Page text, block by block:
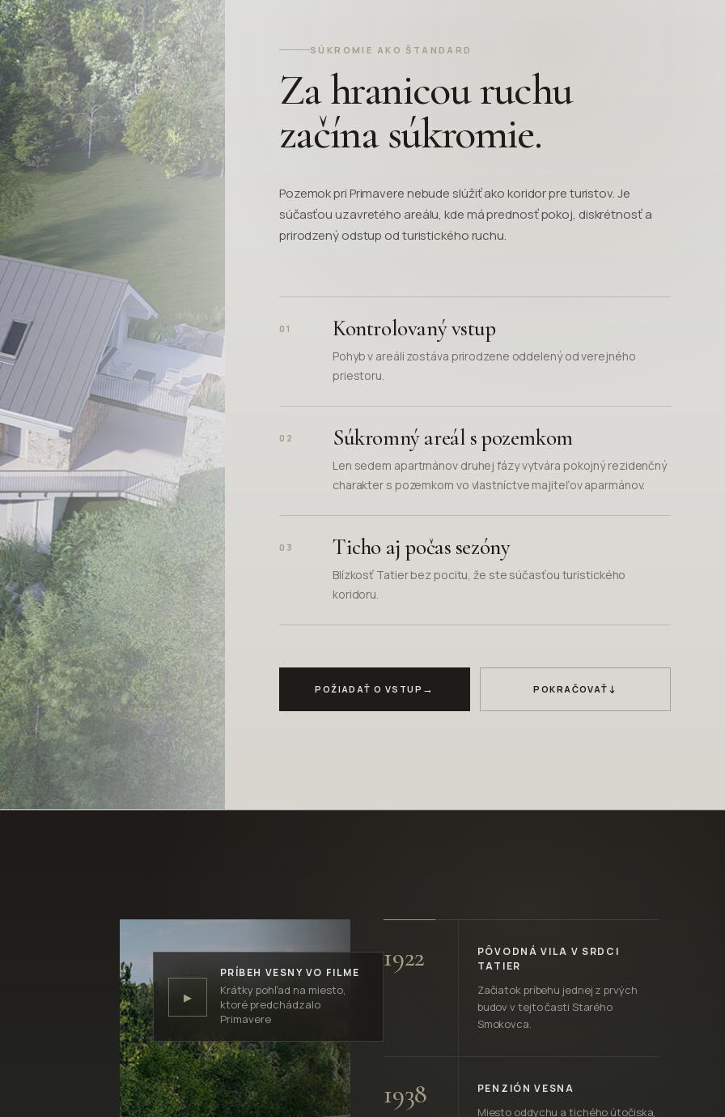
SÚKROMIE AKO ŠTANDARD
Za hranicou ruchu
začína súkromie.
Pozemok pri Primavere nebude slúžiť ako koridor pre turistov. Je
súčasťou uzavretého areálu, kde má prednosť pokoj, diskrétnosť a
prirodzený odstup od turistického ruchu.
01 Kontrolovaný vstup
Pohyb v areáli zostáva prirodzene oddelený od verejného
priestoru.
02 Súkromný areál s pozemkom
Len sedem apartmánov druhej fázy vytvára pokojný rezidenčný
charakter s pozemkom vo vlastníctve majiteľov aparmánov.
03 Ticho aj počas sezóny
Blízkosť Tatier bez pocitu, že ste súčasťou turistického
koridoru.
POŽIADAŤ O VSTUP → POKRAČOVAŤ ↓
▶
PRÍBEH VESNY VO FILME
Krátky pohľad na miesto,
ktoré predchádzalo
Primavere
1922
PÔVODNÁ VILA V SRDCI
TATIER
Začiatok príbehu jednej z prvých
budov v tejto časti Starého
Smokovca.
1938 PENZIÓN VESNA
Miesto oddychu a tichého útočiska,